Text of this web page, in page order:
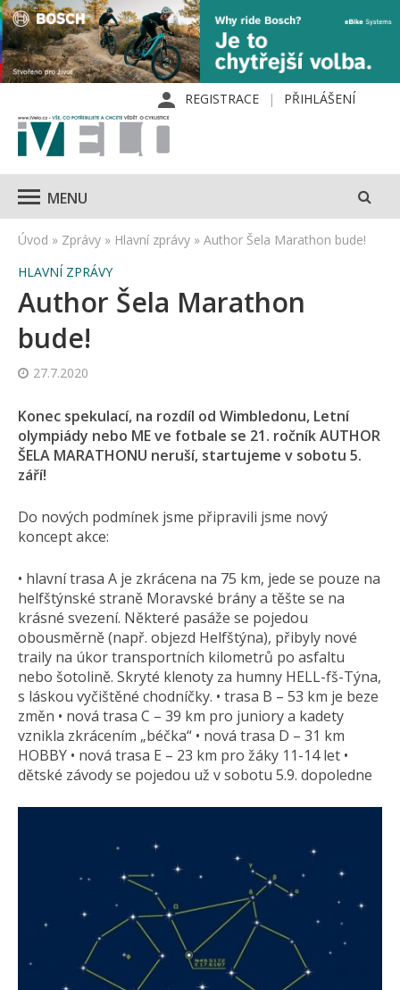
REGISTRACE PŘIHLÁŠENÍ
MENU
Úvod » Zprávy » Hlavní zprávy » Author Šela Marathon bude!
HLAVNÍ ZPRÁVY
Author Šela Marathon
bude!
27.7.2020
Konec spekulací, na rozdíl od Wimbledonu, Letní
olympiády nebo ME ve fotbale se 21. ročník AUTHOR
ŠELA MARATHONU neruší, startujeme v sobotu 5.
září!
Do nových podmínek jsme připravili jsme nový
koncept akce:
• hlavní trasa A je zkrácena na 75 km, jede se pouze na
helfštýnské straně Moravské brány a těšte se na
krásné svezení. Některé pasáže se pojedou
obousměrně (např. objezd Helfštýna), přibyly nové
traily na úkor transportních kilometrů po asfaltu
nebo šotolině. Skryté klenoty za humny HELL-fš-Týna,
s láskou vyčištěné chodníčky. • trasa B – 53 km je beze
změn • nová trasa C – 39 km pro juniory a kadety
vznikla zkrácením „béčka“ • nová trasa D – 31 km
HOBBY • nová trasa E – 23 km pro žáky 11-14 let •
dětské závody se pojedou už v sobotu 5.9. dopoledne